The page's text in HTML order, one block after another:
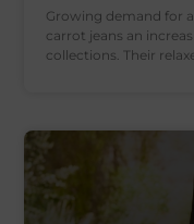
Growing demand for
carrot jeans an
collections. Their